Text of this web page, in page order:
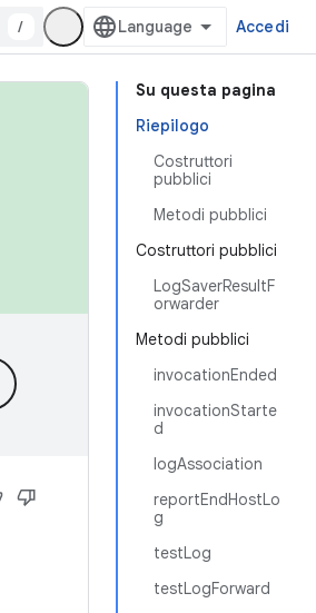
/ Accedi
Su questa pagina
Riepilogo
Costruttori
pubblici
Metodi pubblici
Costruttori pubblici
LogSaverResultF
orwarder
Metodi pubblici
invocationEnded
invocationStarte
d
logAssociation
reportEndHostLo
g
testLog
testLogForward